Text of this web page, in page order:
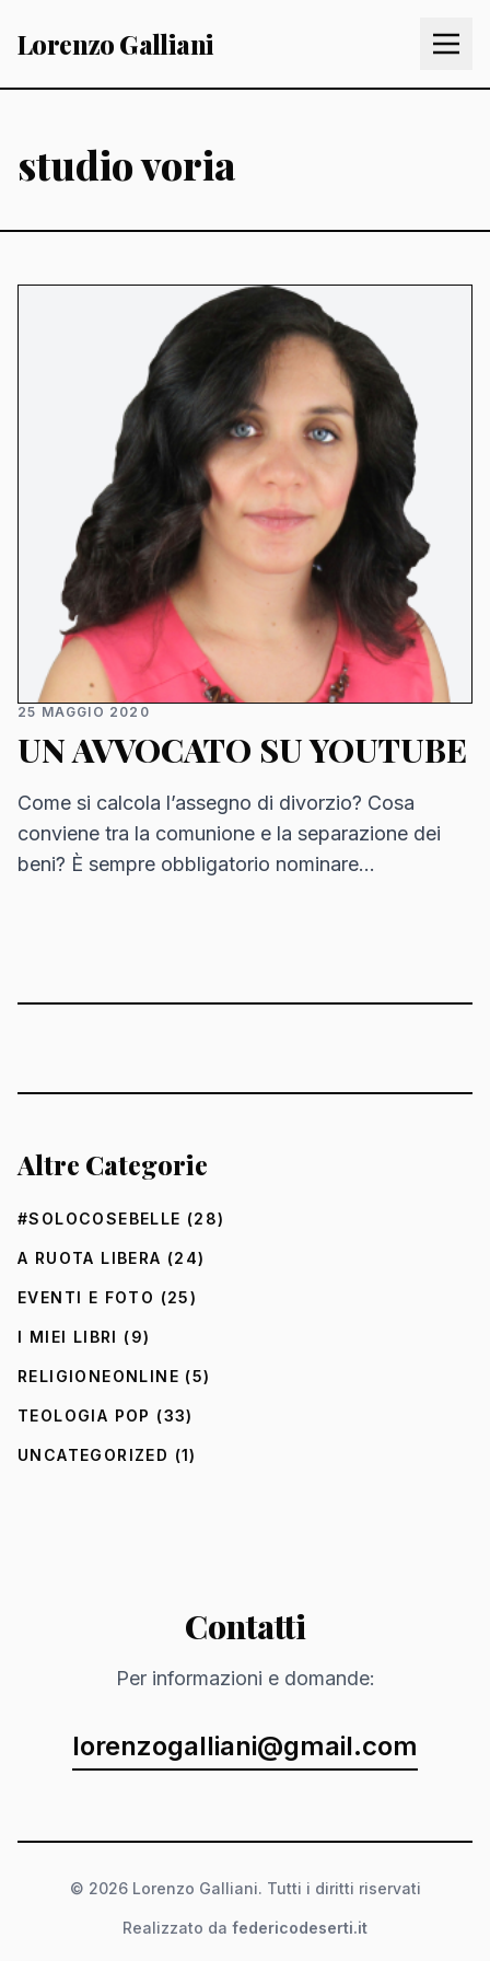
Lorenzo Galliani
studio voria
25 MAGGIO 2020
UN AVVOCATO SU YOUTUBE
Come si calcola l’assegno di divorzio? Cosa
conviene tra la comunione e la separazione dei
beni? È sempre obbligatorio nominare
Altre Categorie
#SOLOCOSEBELLE (28)
A RUOTA LIBERA (24)
EVENTI E FOTO (25)
I MIEI LIBRI (9)
RELIGIONEONLINE (5)
TEOLOGIA POP (33)
UNCATEGORIZED (1)
Contatti
Per informazioni e domande:
lorenzogalliani@gmail.com
© 2026 Lorenzo Galliani. Tutti i diritti riservati
Realizzato da federicodeserti.it